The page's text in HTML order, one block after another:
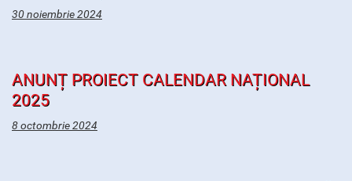
30 noiembrie 2024
ANUNȚ PROIECT CALENDAR NAȚIONAL
2025
8 octombrie 2024